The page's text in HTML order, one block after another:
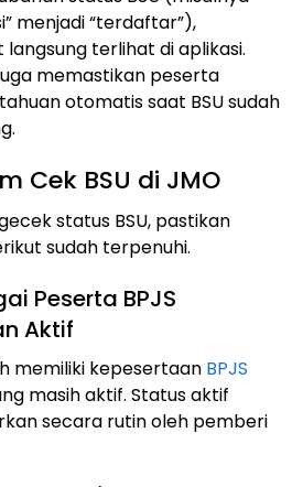
menjadi “terdaftar”),
terlihat di aplikasi.
memastikan peserta
otomatis saat BSU sudah
Cek BSU di JMO
status BSU, pastikan
sudah terpenuhi.
Peserta BPJS
Aktif
memiliki kepesertaan BPJS
masih aktif. Status aktif
secara rutin oleh pemberi